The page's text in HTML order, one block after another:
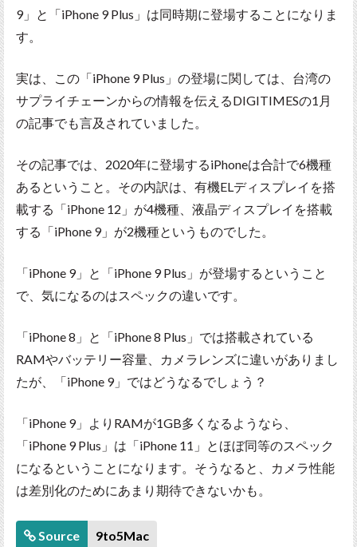
9」と「iPhone 9 Plus」は同時期に登場することになりま
す。
実は、この「iPhone 9 Plus」の登場に関しては、台湾の
サプライチェーンからの情報を伝えるDIGITIMESの1月
の記事でも言及されていました。
その記事では、2020年に登場するiPhoneは合計で6機種
あるということ。その内訳は、有機ELディスプレイを搭
載する「iPhone 12」が4機種、液晶ディスプレイを搭載
する「iPhone 9」が2機種というものでした。
「iPhone 9」と「iPhone 9 Plus」が登場するということ
で、気になるのはスペックの違いです。
「iPhone 8」と「iPhone 8 Plus」では搭載されている
RAMやバッテリー容量、カメラレンズに違いがありまし
たが、「iPhone 9」ではどうなるでしょう？
「iPhone 9」よりRAMが1GB多くなるようなら、
「iPhone 9 Plus」は「iPhone 11」とほぼ同等のスペック
になるということになります。そうなると、カメラ性能
は差別化のためにあまり期待できないかも。
Source 9to5Mac